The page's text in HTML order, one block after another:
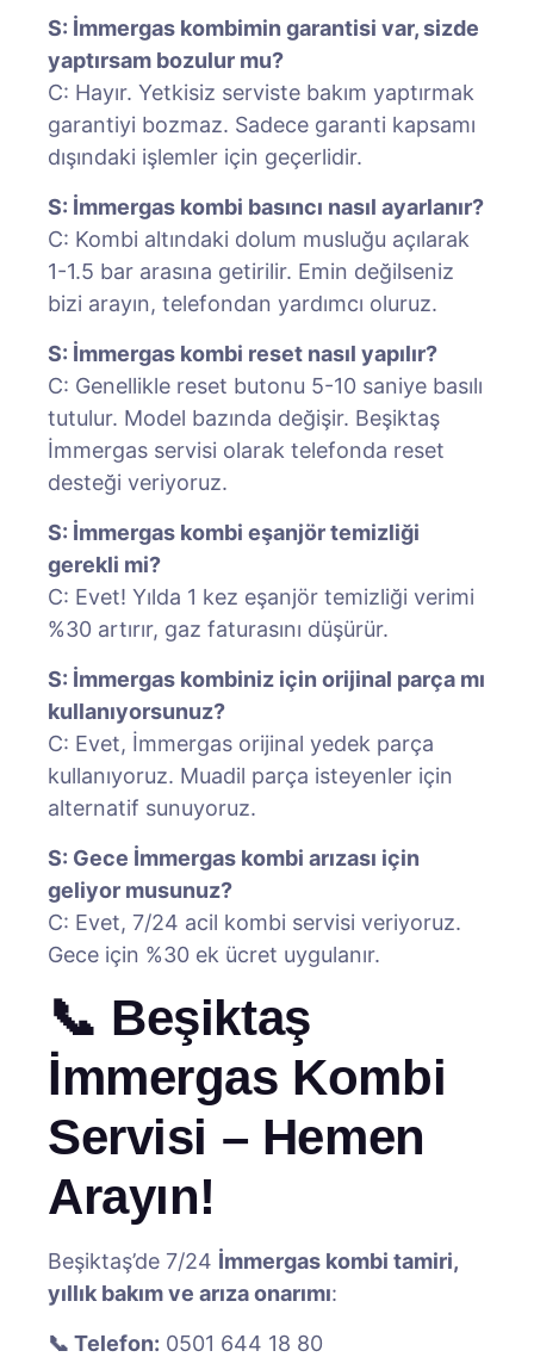
S: İmmergas kombimin garantisi var, sizde
yaptırsam bozulur mu?
C: Hayır. Yetkisiz serviste bakım yaptırmak
garantiyi bozmaz. Sadece garanti kapsamı
dışındaki işlemler için geçerlidir.
S: İmmergas kombi basıncı nasıl ayarlanır?
C: Kombi altındaki dolum musluğu açılarak
1-1.5 bar arasına getirilir. Emin değilseniz
bizi arayın, telefondan yardımcı oluruz.
S: İmmergas kombi reset nasıl yapılır?
C: Genellikle reset butonu 5-10 saniye basılı
tutulur. Model bazında değişir. Beşiktaş
İmmergas servisi olarak telefonda reset
desteği veriyoruz.
S: İmmergas kombi eşanjör temizliği
gerekli mi?
C: Evet! Yılda 1 kez eşanjör temizliği verimi
%30 artırır, gaz faturasını düşürür.
S: İmmergas kombiniz için orijinal parça mı
kullanıyorsunuz?
C: Evet, İmmergas orijinal yedek parça
kullanıyoruz. Muadil parça isteyenler için
alternatif sunuyoruz.
S: Gece İmmergas kombi arızası için
geliyor musunuz?
C: Evet, 7/24 acil kombi servisi veriyoruz.
Gece için %30 ek ücret uygulanır.
📞 Beşiktaş
İmmergas Kombi
Servisi – Hemen
Arayın!
Beşiktaş’de 7/24 İmmergas kombi tamiri,
yıllık bakım ve arıza onarımı:
📞 Telefon: 0501 644 18 80